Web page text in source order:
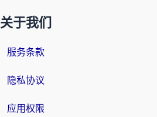
关于我们
服务条款
隐私协议
应用权限